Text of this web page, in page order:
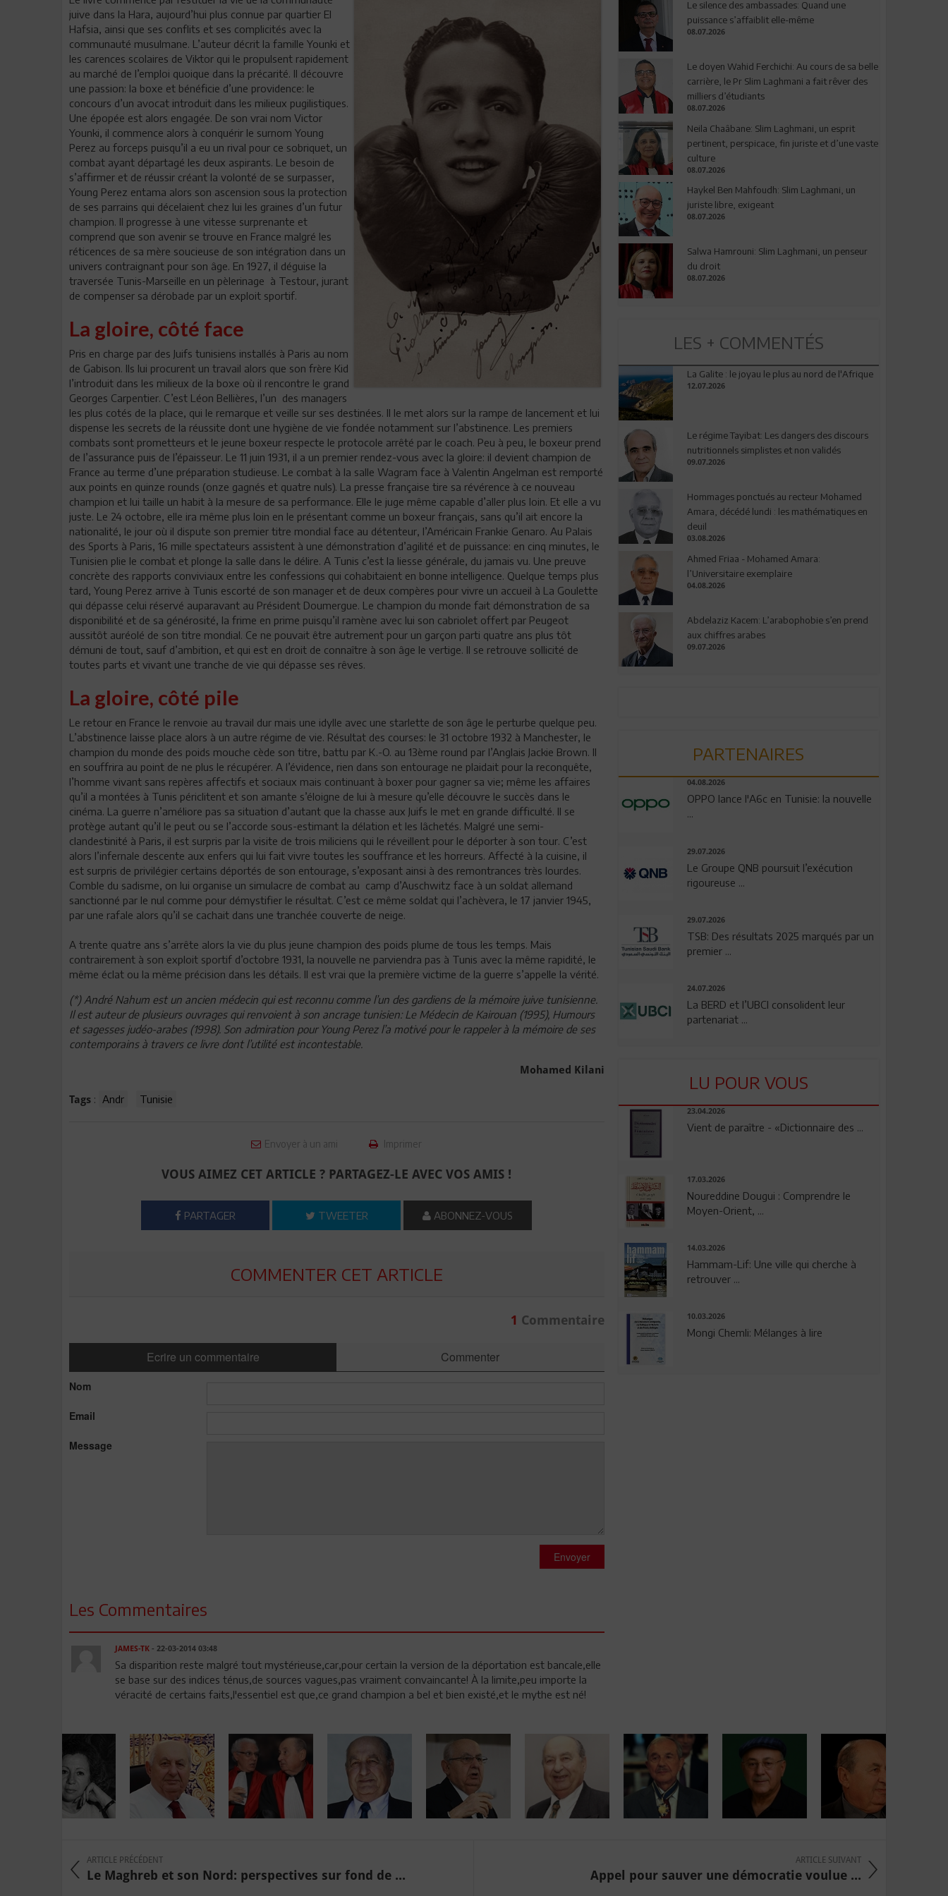
juive dans la Hara, aujourd’hui plus connue par quartier El
Hafsia, ainsi que ses conflits et ses complicités avec la
communauté musulmane. L’auteur décrit la famille Younki et
les carences scolaires de Viktor qui le propulsent rapidement
au marché de l’emploi quoique dans la précarité. Il découvre
une passion: la boxe et bénéficie d’une providence: le
concours d’un avocat introduit dans les milieux pugilistiques.
Une épopée est alors engagée. De son vrai nom Victor
Younki, il commence alors à conquérir le surnom Young
Perez au forceps puisqu’il a eu un rival pour ce sobriquet, un
combat ayant départagé les deux aspirants. Le besoin de
s’affirmer et de réussir créant la volonté de se surpasser,
Young Perez entama alors son ascension sous la protection
de ses parrains qui décelaient chez lui les graines d’un futur
champion. Il progresse à une vitesse surprenante et
comprend que son avenir se trouve en France malgré les
réticences de sa mère soucieuse de son intégration dans un
univers contraignant pour son âge. En 1927, il déguise la
traversée Tunis-Marseille en un pèlerinage à Testour, jurant
de compenser sa dérobade par un exploit sportif.
La gloire, côté face
Pris en charge par des Juifs tunisiens installés à Paris au nom
de Gabison. Ils lui procurent un travail alors que son frère Kid
l’introduit dans les milieux de la boxe où il rencontre le grand
Georges Carpentier. C’est Léon Bellières, l’un des managers
les plus cotés de la place, qui le remarque et veille sur ses destinées. Il le met alors sur la rampe de lancement et lui
dispense les secrets de la réussite dont une hygiène de vie fondée notamment sur l’abstinence. Les premiers
combats sont prometteurs et le jeune boxeur respecte le protocole arrêté par le coach. Peu à peu, le boxeur prend
de l’assurance puis de l’épaisseur. Le 11 juin 1931, il a un premier rendez-vous avec la gloire: il devient champion de
France au terme d’une préparation studieuse. Le combat à la salle Wagram face à Valentin Angelman est remporté
aux points en quinze rounds (onze gagnés et quatre nuls). La presse française tire sa révérence à ce nouveau
champion et lui taille un habit à la mesure de sa performance. Elle le juge même capable d’aller plus loin. Et elle a vu
juste. Le 24 octobre, elle ira même plus loin en le présentant comme un boxeur français, sans qu’il ait encore la
nationalité, le jour où il dispute son premier titre mondial face au détenteur, l’Américain Frankie Genaro. Au Palais
des Sports à Paris, 16 mille spectateurs assistent à une démonstration d’agilité et de puissance: en cinq minutes, le
Tunisien plie le combat et plonge la salle dans le délire. A Tunis c’est la liesse générale, du jamais vu. Une preuve
concrète des rapports conviviaux entre les confessions qui cohabitaient en bonne intelligence. Quelque temps plus
tard, Young Perez arrive à Tunis escorté de son manager et de deux compères pour vivre un accueil à La Goulette
qui dépasse celui réservé auparavant au Président Doumergue. Le champion du monde fait démonstration de sa
disponibilité et de sa générosité, la frime en prime puisqu’il ramène avec lui son cabriolet offert par Peugeot
aussitôt auréolé de son titre mondial. Ce ne pouvait être autrement pour un garçon parti quatre ans plus tôt
démuni de tout, sauf d’ambition, et qui est en droit de connaître à son âge le vertige. Il se retrouve sollicité de
toutes parts et vivant une tranche de vie qui dépasse ses rêves.
La gloire, côté pile
Le retour en France le renvoie au travail dur mais une idylle avec une starlette de son âge le perturbe quelque peu.
L’abstinence laisse place alors à un autre régime de vie. Résultat des courses: le 31 octobre 1932 à Manchester, le
champion du monde des poids mouche cède son titre, battu par K.-O. au 13ème round par l’Anglais Jackie Brown. Il
en souffrira au point de ne plus le récupérer. A l’évidence, rien dans son entourage ne plaidait pour la reconquête,
l’homme vivant sans repères affectifs et sociaux mais continuant à boxer pour gagner sa vie; même les affaires
qu’il a montées à Tunis périclitent et son amante s’éloigne de lui à mesure qu’elle découvre le succès dans le
cinéma. La guerre n’améliore pas sa situation d’autant que la chasse aux Juifs le met en grande difficulté. Il se
protège autant qu’il le peut ou se l’accorde sous-estimant la délation et les lâchetés. Malgré une semi-
clandestinité à Paris, il est surpris par la visite de trois miliciens qui le réveillent pour le déporter à son tour. C’est
alors l’infernale descente aux enfers qui lui fait vivre toutes les souffrance et les horreurs. Affecté à la cuisine, il
est surpris de privilégier certains déportés de son entourage, s’exposant ainsi à des remontrances très lourdes.
Comble du sadisme, on lui organise un simulacre de combat au camp d’Auschwitz face à un soldat allemand
sanctionné par le nul comme pour démystifier le résultat. C’est ce même soldat qui l’achèvera, le 17 janvier 1945,
par une rafale alors qu’il se cachait dans une tranchée couverte de neige.
A trente quatre ans s’arrête alors la vie du plus jeune champion des poids plume de tous les temps. Mais
contrairement à son exploit sportif d’octobre 1931, la nouvelle ne parviendra pas à Tunis avec la même rapidité, le
même éclat ou la même précision dans les détails. Il est vrai que la première victime de la guerre s’appelle la vérité.
(*) André Nahum est un ancien médecin qui est reconnu comme l’un des gardiens de la mémoire juive tunisienne.
Il est auteur de plusieurs ouvrages qui renvoient à son ancrage tunisien: Le Médecin de Kairouan (1995), Humours
et sagesses judéo-arabes (1998). Son admiration pour Young Perez l’a motivé pour le rappeler à la mémoire de ses
contemporains à travers ce livre dont l’utilité est incontestable.
Mohamed Kilani
Tags : Andr Tunisie
Envoyer à un ami Imprimer
VOUS AIMEZ CET ARTICLE ? PARTAGEZ-LE AVEC VOS AMIS !
PARTAGER TWEETER ABONNEZ-VOUS
COMMENTER CET ARTICLE
1 Commentaire
Ecrire un commentaire Commenter
Nom
Email
Message
Envoyer
Les Commentaires
JAMES-TK- 22-03-2014 03:48
Sa disparition reste malgré tout mystérieuse,car,pour certain la version de la déportation est bancale,elle
se base sur des indices ténus,de sources vagues,pas vraiment convaincante! À la limite,peu importe la
véracité de certains faits,l'essentiel est que,ce grand champion a bel et bien existé,et le mythe est né!
Le silence des ambassades: Quand une
puissance s’affaiblit elle-même
08.07.2026
Le doyen Wahid Ferchichi: Au cours de sa belle
carrière, le Pr Slim Laghmani a fait rêver des
milliers d’étudiants
08.07.2026
Neila Chaâbane: Slim Laghmani, un esprit
pertinent, perspicace, fin juriste et d’une vaste
culture
08.07.2026
Haykel Ben Mahfoudh: Slim Laghmani, un
juriste libre, exigeant
08.07.2026
Salwa Hamrouni: Slim Laghmani, un penseur
du droit
08.07.2026
LES + COMMENTÉS
La Galite : le joyau le plus au nord de l'Afrique
12.07.2026
Le régime Tayibat: Les dangers des discours
nutritionnels simplistes et non validés
09.07.2026
Hommages ponctués au recteur Mohamed
Amara, décédé lundi : les mathématiques en
deuil
03.08.2026
Ahmed Friaa - Mohamed Amara:
l’Universitaire exemplaire
04.08.2026
Abdelaziz Kacem: L’arabophobie s’en prend
aux chiffres arabes
09.07.2026
PARTENAIRES
04.08.2026
OPPO lance l'A6c en Tunisie: la nouvelle
...
29.07.2026
Le Groupe QNB poursuit l’exécution
rigoureuse ...
29.07.2026
TSB: Des résultats 2025 marqués par un
premier ...
24.07.2026
La BERD et l’UBCI consolident leur
partenariat ...
LU POUR VOUS
23.04.2026
Vient de paraître - «Dictionnaire des ...
17.03.2026
Noureddine Dougui : Comprendre le
Moyen-Orient, ...
14.03.2026
Hammam-Lif: Une ville qui cherche à
retrouver ...
10.03.2026
Mongi Chemli: Mélanges à lire
ARTICLE PRÉCÉDENT
Le Maghreb et son Nord: perspectives sur fond de ...
ARTICLE SUIVANT
Appel pour sauver une démocratie voulue ...